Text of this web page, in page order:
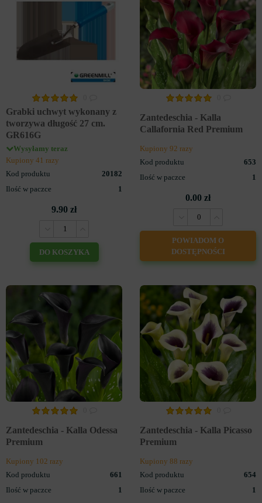
Grabki uchwyt wykonany z
tworzywa długość 27 cm.
GR616G
Wysyłamy teraz
Kupiony 41 razy
Kod produktu
20182
Ilość w paczce
1
9.90 zł
DO KOSZYKA
Zantedeschia - Kalla
Callafornia Red Premium
Kupiony 92 razy
Kod produktu
653
Ilość w paczce
1
0.00 zł
POWIADOM O
DOSTĘPNOŚCI
Zantedeschia - Kalla Odessa
Premium
Kupiony 102 razy
Kod produktu
661
Ilość w paczce
1
Zantedeschia - Kalla Picasso
Premium
Kupiony 88 razy
Kod produktu
654
Ilość w paczce
1